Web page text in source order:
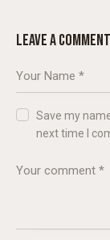
LEAVE A COMMENT
Save my
next time I